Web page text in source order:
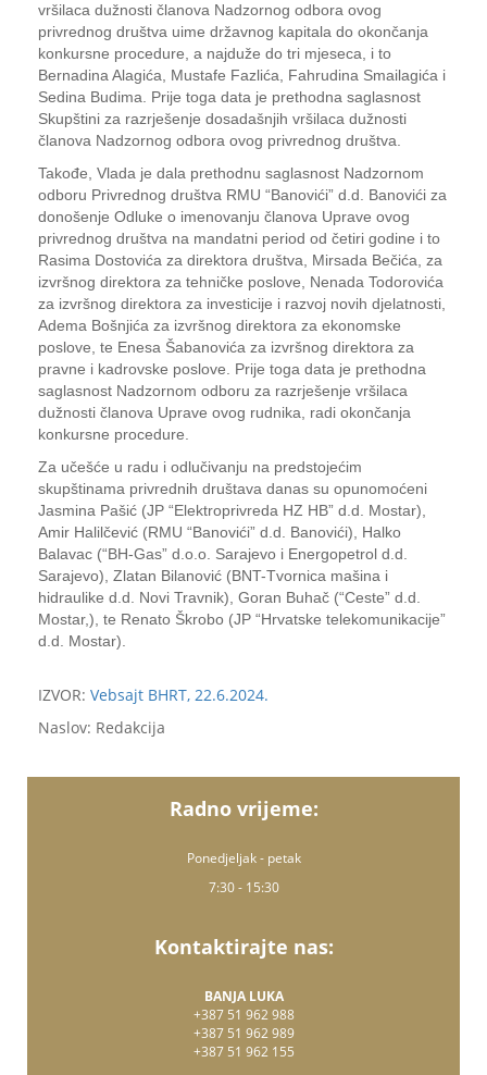
vršilaca dužnosti članova Nadzornog odbora ovog
privrednog društva uime državnog kapitala do okončanja
konkursne procedure, a najduže do tri mjeseca, i to
Bernadina Alagića, Mustafe Fazlića, Fahrudina Smailagića i
Sedina Budima. Prije toga data je prethodna saglasnost
Skupštini za razrješenje dosadašnjih vršilaca dužnosti
članova Nadzornog odbora ovog privrednog društva.
Takođe, Vlada je dala prethodnu saglasnost Nadzornom
odboru Privrednog društva RMU “Banovići” d.d. Banovići za
donošenje Odluke o imenovanju članova Uprave ovog
privrednog društva na mandatni period od četiri godine i to
Rasima Dostovića za direktora društva, Mirsada Bečića, za
izvršnog direktora za tehničke poslove, Nenada Todorovića
za izvršnog direktora za investicije i razvoj novih djelatnosti,
Adema Bošnjića za izvršnog direktora za ekonomske
poslove, te Enesa Šabanovića za izvršnog direktora za
pravne i kadrovske poslove. Prije toga data je prethodna
saglasnost Nadzornom odboru za razrješenje vršilaca
dužnosti članova Uprave ovog rudnika, radi okončanja
konkursne procedure.
Za učešće u radu i odlučivanju na predstojećim
skupštinama privrednih društava danas su opunomoćeni
Jasmina Pašić (JP “Elektroprivreda HZ HB” d.d. Mostar),
Amir Halilčević (RMU “Banovići” d.d. Banovići), Halko
Balavac (“BH-Gas” d.o.o. Sarajevo i Energopetrol d.d.
Sarajevo), Zlatan Bilanović (BNT-Tvornica mašina i
hidraulike d.d. Novi Travnik), Goran Buhač (“Ceste” d.d.
Mostar,), te Renato Škrobo (JP “Hrvatske telekomunikacije”
d.d. Mostar).
IZVOR: Vebsajt BHRT, 22.6.2024.
Naslov: Redakcija
Radno vrijeme:
Ponedjeljak - petak
7:30 - 15:30
Kontaktirajte nas:
BANJA LUKA
+387 51 962 988
+387 51 962 989
+387 51 962 155